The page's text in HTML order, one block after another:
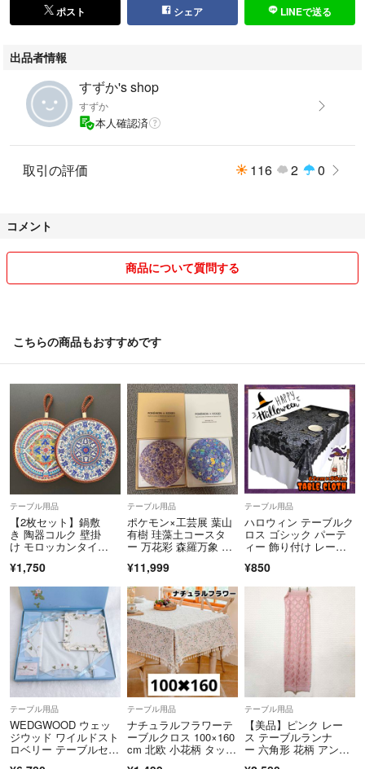
ポスト シェア LINEで送る
出品者情報
すずか's shop
すずか
本人確認済
取引の評価 116 2 0
コメント
商品について質問する
こちらの商品もおすすめです
テーブル用品
【2枚セット】鍋敷
き 陶器コルク 壁掛
け モロッカンタイ
¥1,750
テーブル用品
ポケモン×工芸展 葉山
有樹 珪藻土コースタ
ー 万花彩 森羅万象 2
¥11,999
テーブル用品
ハロウィン テーブルク
ロス ゴシック パーテ
ィー 飾り付け レー
¥850
テーブル用品
WEDGWOOD ウェッ
ジウッド ワイルドスト
ロベリー テーブルセン
テーブル用品
ナチュラルフラワーテ
ーブルクロス 100×160
cm 北欧 小花柄 タッセ
テーブル用品
【美品】ピンク レー
ス テーブルランナ
ー 六角形 花柄 アンテ